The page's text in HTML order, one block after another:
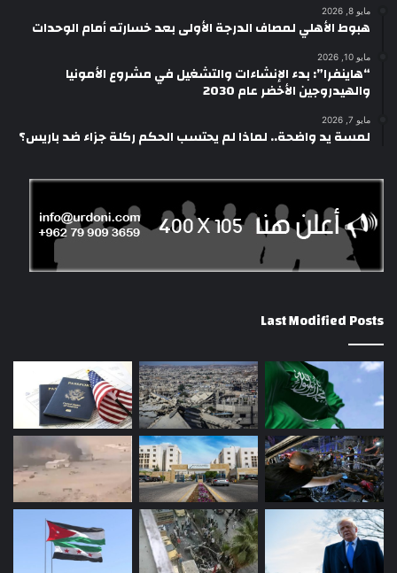
مايو 8, 2026
هبوط الأهلي لمصاف الدرجة الأولى بعد خسارته أمام الوحدات
مايو 10, 2026
“هاينفرا”: بدء الإنشاءات والتشغيل في مشروع الأمونيا
والهيدروجين الأخضر عام 2030
مايو 7, 2026
لمسة يد واضحة.. لماذا لم يحتسب الحكم ركلة جزاء ضد باريس؟
Last Modified Posts